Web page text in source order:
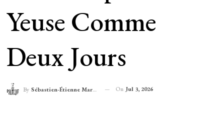
Yeuse Comme
Deux Jours
By Sébastien-Étienne Marechal On Jul 3, 2026